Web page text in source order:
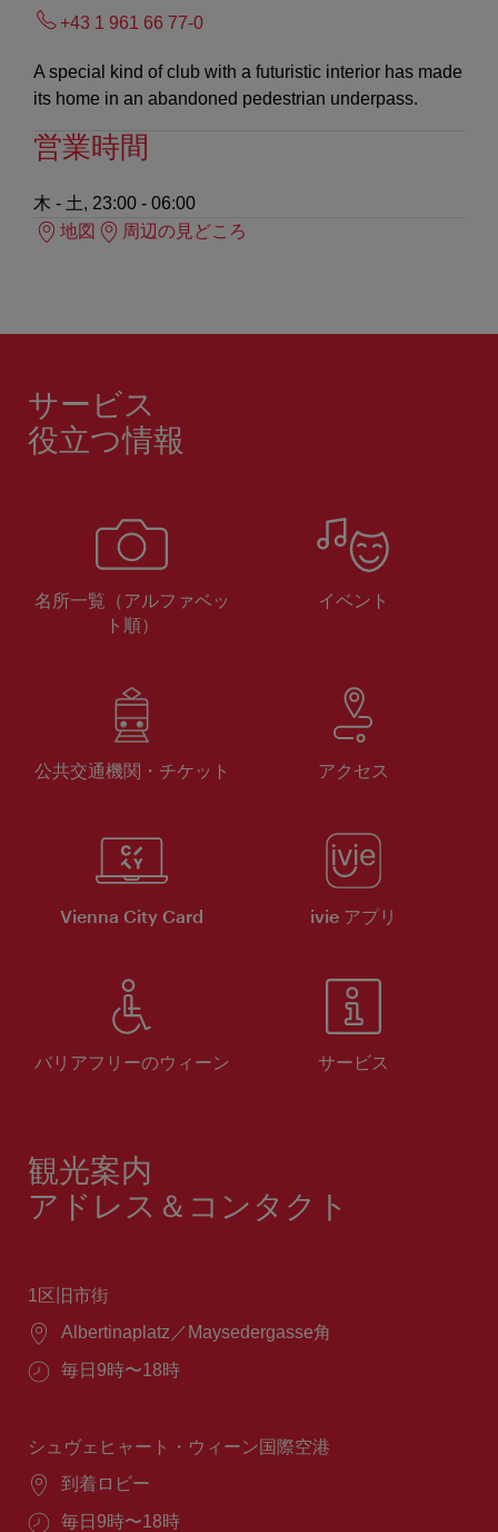
+43 1 961 66 77-0
A special kind of club with a futuristic interior has made
its home in an abandoned pedestrian underpass.
営業時間
木 - 土, 23:00 - 06:00
地図
周辺の見どころ
サービス
役立つ情報
名所一覧（アルファベッ
ト順）
イベント
公共交通機関・チケット アクセス
Vienna City Card ivie アプリ
バリアフリーのウィーン サービス
観光案内
アドレス＆コンタクト
1区旧市街
場
Albertinaplatz／Maysedergasse角
営
間：
毎日9時〜18時
シュヴェヒャート・ウィーン国際空港
場
到着ロビー
営
毎日9時〜18時